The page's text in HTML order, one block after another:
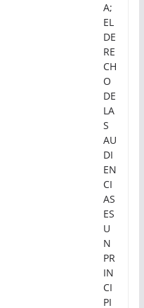
A;
EL
DE
RE
CH
O
DE
LA
S
AU
DI
EN
CI
AS
ES
U
N
PR
IN
CI
PI